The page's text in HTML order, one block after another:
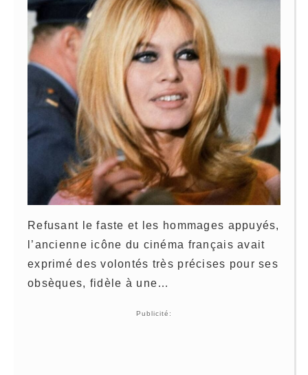
Refusant le faste et les hommages appuyés,
l’ancienne icône du cinéma français avait
exprimé des volontés très précises pour ses
obsèques, fidèle à une…
Publicité: